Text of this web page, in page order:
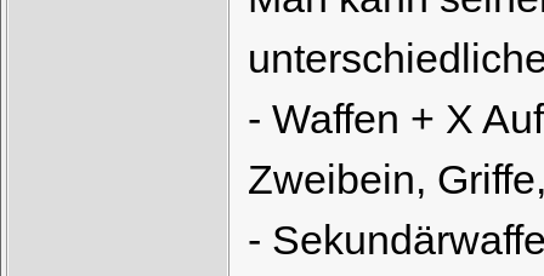
- Waffen + X
Zweibein,
-